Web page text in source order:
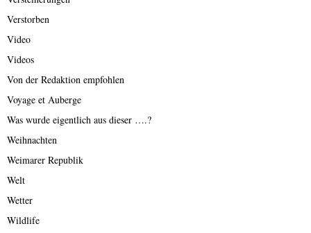
Verstorben
Video
Videos
Von der Redaktion empfohlen
Voyage et Auberge
Was wurde eigentlich aus dieser ….?
Weihnachten
Weimarer Republik
Welt
Wetter
Wildlife